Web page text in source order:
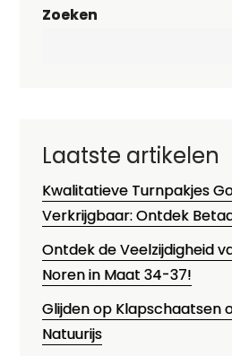
Zoeken
Laatste artikelen
Kwalitatieve Turnpakjes
Verkrijgbaar: Ontdek
Ontdek de Veelzijdigheid
Noren in Maat 34-37!
Glijden op Klapschaatsen
Natuurijs